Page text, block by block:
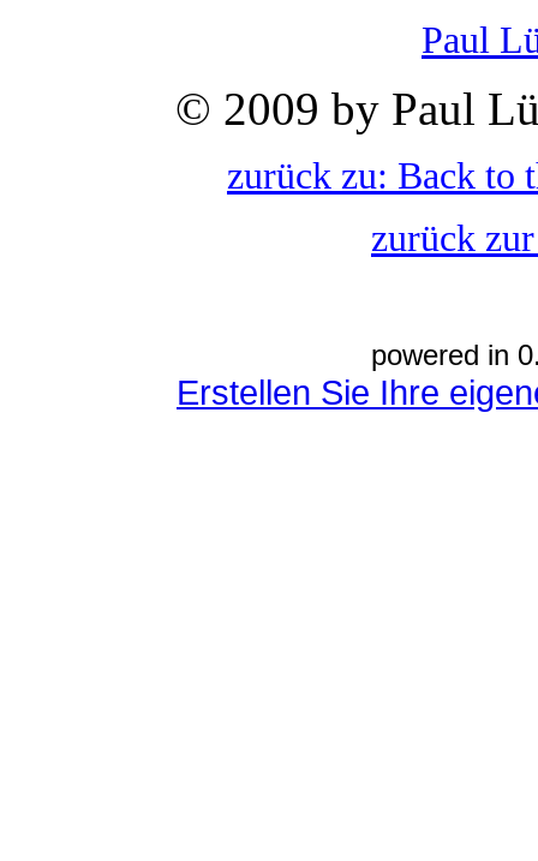
Paul
© 2009 by Paul
zurück zu: Back to
zurück
powered in
Erstellen Sie Ihre